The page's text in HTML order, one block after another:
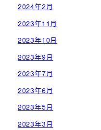
2024年2月
2023年11月
2023年10月
2023年9月
2023年7月
2023年6月
2023年5月
2023年3月